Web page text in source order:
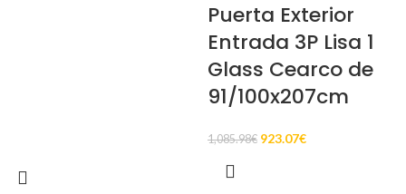
Puerta Exterior
Entrada 3P Lisa 1
Glass Cearco de
91/100x207cm
1,085.98€ 923.07€